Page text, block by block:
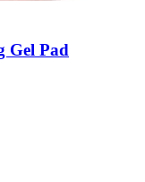
Gel Pad